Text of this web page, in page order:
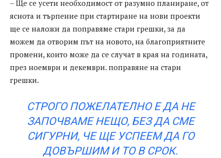
– Ще се усети необходимост от разумно планиране, от
яснота и търпение при стартиране на нови проекти
ще се наложи да поправяме стари грешки, за да
можем да отворим път на новото, на благоприятните
промени, които може да се случат в края на годината,
през ноември и декември. поправяне на стари
грешки.
СТРОГО ПОЖЕЛАТЕЛНО Е ДА НЕ
ЗАПОЧВАМЕ НЕЩО, БЕЗ ДА СМЕ
СИГУРНИ, ЧЕ ЩЕ УСПЕЕМ ДА ГО
ДОВЪРШИМ И ТО В СРОК.